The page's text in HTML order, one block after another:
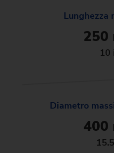
Lunghezza
250
10
Diametro
400